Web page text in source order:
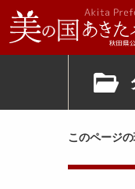
このページの